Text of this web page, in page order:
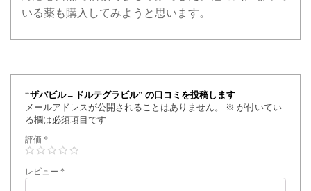
いる薬も購入してみようと思います。
“ザパビル – ドルテグラビル” の口コミを投稿します
メールアドレスが公開されることはありません。
※ が付いてい
る欄は必須項目です
評価 *
レビュー *